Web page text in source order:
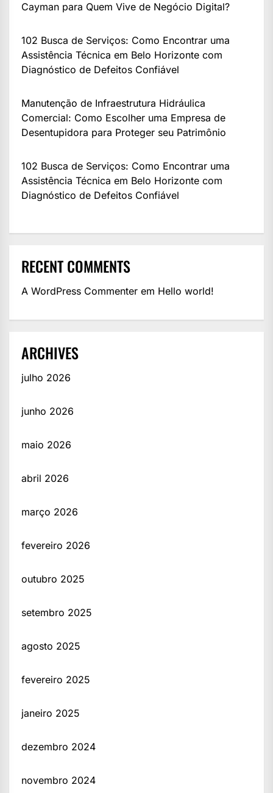
Cayman para Quem Vive de Negócio Digital?
102 Busca de Serviços: Como Encontrar uma
Assistência Técnica em Belo Horizonte com
Diagnóstico de Defeitos Confiável
Manutenção de Infraestrutura Hidráulica
Comercial: Como Escolher uma Empresa de
Desentupidora para Proteger seu Patrimônio
102 Busca de Serviços: Como Encontrar uma
Assistência Técnica em Belo Horizonte com
Diagnóstico de Defeitos Confiável
RECENT COMMENTS
A WordPress Commenter em Hello world!
ARCHIVES
julho 2026
junho 2026
maio 2026
abril 2026
março 2026
fevereiro 2026
outubro 2025
setembro 2025
agosto 2025
fevereiro 2025
janeiro 2025
dezembro 2024
novembro 2024